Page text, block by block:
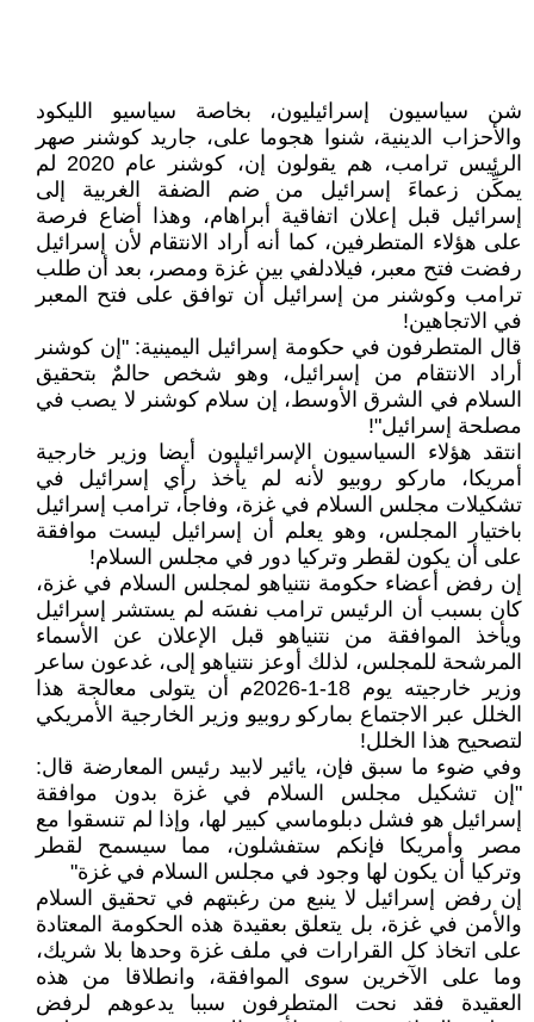
شن سياسيون إسرائيليون، بخاصة سياسيو الليكود
والأحزاب الدينية، شنوا هجوما على، جاريد كوشنر صهر
الرئيس ترامب، هم يقولون إن، كوشنر عام 2020 لم
يمكِّن زعماءَ إسرائيل من ضم الضفة الغربية إلى
إسرائيل قبل إعلان اتفاقية أبراهام، وهذا أضاع فرصة
على هؤلاء المتطرفين، كما أنه أراد الانتقام لأن إسرائيل
رفضت فتح معبر، فيلادلفي بين غزة ومصر، بعد أن طلب
ترامب وكوشنر من إسرائيل أن توافق على فتح المعبر
في الاتجاهين!
قال المتطرفون في حكومة إسرائيل اليمينية: "إن كوشنر
أراد الانتقام من إسرائيل، وهو شخص حالمٌ بتحقيق
السلام في الشرق الأوسط، إن سلام كوشنر لا يصب في
مصلحة إسرائيل"!
انتقد هؤلاء السياسيون الإسرائيليون أيضا وزير خارجية
أمريكا، ماركو روبيو لأنه لم يأخذ رأي إسرائيل في
تشكيلات مجلس السلام في غزة، وفاجأ، ترامب إسرائيل
باختيار المجلس، وهو يعلم أن إسرائيل ليست موافقة
على أن يكون لقطر وتركيا دور في مجلس السلام!
إن رفض أعضاء حكومة نتنياهو لمجلس السلام في غزة،
كان بسبب أن الرئيس ترامب نفسَه لم يستشر إسرائيل
ويأخذ الموافقة من نتنياهو قبل الإعلان عن الأسماء
المرشحة للمجلس، لذلك أوعز نتنياهو إلى، غدعون ساعر
وزير خارجيته يوم 18-1-2026م أن يتولى معالجة هذا
الخلل عبر الاجتماع بماركو روبيو وزير الخارجية الأمريكي
لتصحيح هذا الخلل!
وفي ضوء ما سبق فإن، يائير لابيد رئيس المعارضة قال:
"إن تشكيل مجلس السلام في غزة بدون موافقة
إسرائيل هو فشل دبلوماسي كبير لها، وإذا لم تنسقوا مع
مصر وأمريكا فإنكم ستفشلون، مما سيسمح لقطر
وتركيا أن يكون لها وجود في مجلس السلام في غزة"
إن رفض إسرائيل لا ينبع من رغبتهم في تحقيق السلام
والأمن في غزة، بل يتعلق بعقيدة هذه الحكومة المعتادة
على اتخاذ كل القرارات في ملف غزة وحدها بلا شريك،
وما على الآخرين سوى الموافقة، وانطلاقا من هذه
العقيدة فقد نحت المتطرفون سببا يدعوهم لرفض